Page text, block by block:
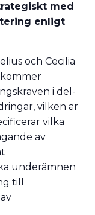
med
enligt
och Cecilia
i del-
vilken är
vilka
av
underämnen
till